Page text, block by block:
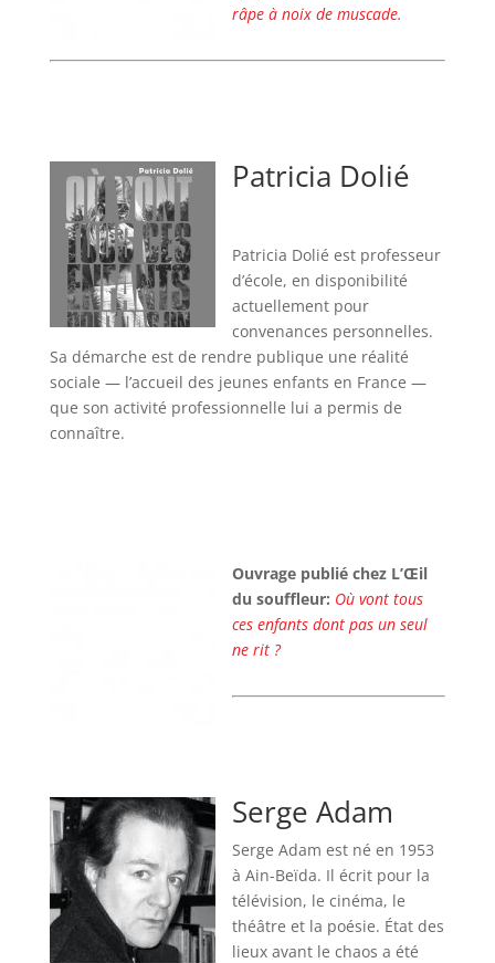
râpe à noix de muscade.
Patricia Dolié
Patricia Dolié est professeur
d’école, en disponibilité
actuellement pour
convenances personnelles.
Sa démarche est de rendre publique une réalité
sociale — l’accueil des jeunes enfants en France —
que son activité professionnelle lui a permis de
connaître.
Ouvrage publié chez L’Œil
du souffleur: Où vont tous
ces enfants dont pas un seul
ne rit ?
Serge Adam
Serge Adam est né en 1953
à Ain-Beïda. Il écrit pour la
télévision, le cinéma, le
théâtre et la poésie. État des
lieux avant le chaos a été